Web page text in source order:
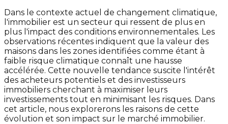
Dans le contexte actuel de changement climatique,
l'immobilier est un secteur qui ressent de plus en
plus l'impact des conditions environnementales. Les
observations récentes indiquent que la valeur des
maisons dans les zones identifiées comme étant à
faible risque climatique connaît une hausse
accélérée. Cette nouvelle tendance suscite l'intérêt
des acheteurs potentiels et des investisseurs
immobiliers cherchant à maximiser leurs
investissements tout en minimisant les risques. Dans
cet article, nous explorerons les raisons de cette
évolution et son impact sur le marché immobilier.